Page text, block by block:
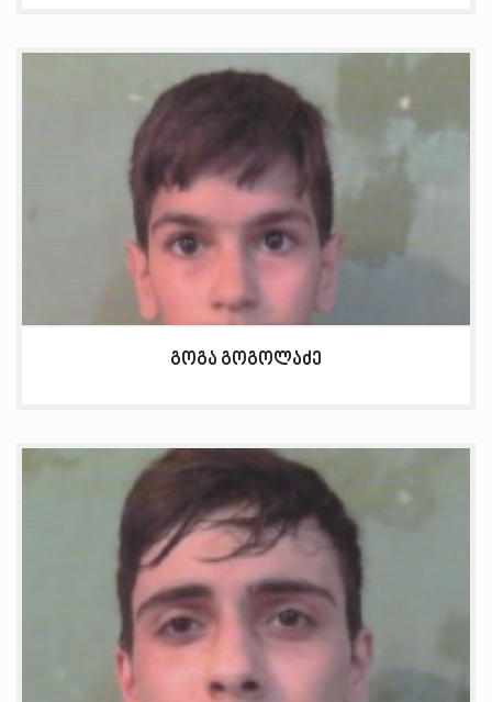
გოგა გოგოლაძე